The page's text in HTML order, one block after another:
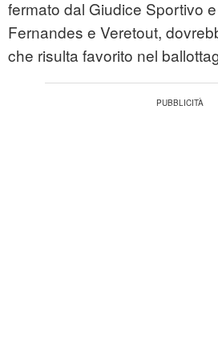
fermato dal Giudice Sportivo
Fernandes e Veretout,
che risulta favorito nel